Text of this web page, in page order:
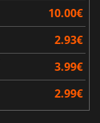
10.00€
2.93€
3.99€
2.99€